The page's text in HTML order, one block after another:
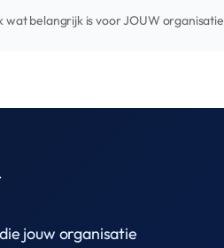
wat belangrijk is voor JOUW organisatie
jouw organisatie